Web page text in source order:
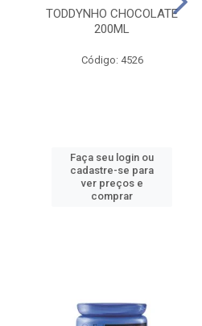
TODDYNHO CHOCOLATE
200ML
Código: 4526
Faça seu login ou
cadastre-se para
ver preços e
comprar